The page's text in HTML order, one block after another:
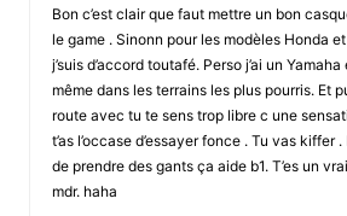
Bon c’est clair que faut mettre un bon
le game . Sinonn pour les modèles Honda
j’suis d’accord toutafé. Perso j’ai un
même dans les terrains les plus pourris. Et
route avec tu te sens trop libre c une
t’as l’occase d’essayer fonce . Tu vas kiffer
de prendre des gants ça aide b1. T’es un
mdr. haha